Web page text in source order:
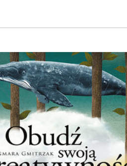
dr. Michaela Newtona, to Joaquin Camara